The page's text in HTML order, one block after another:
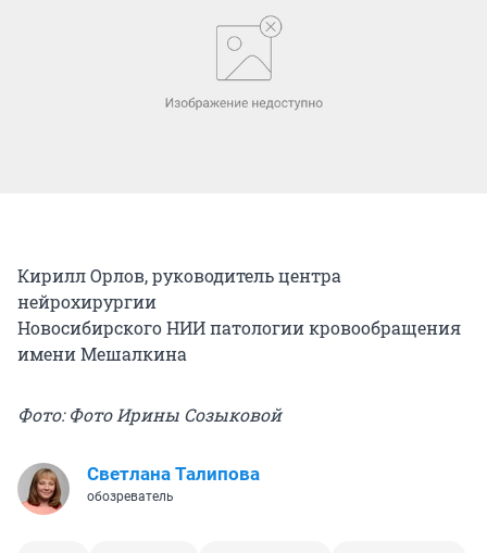
Кирилл Орлов,руководитель центра
нейрохирургии
НовосибирскогоНИИ патологии кровообращения
имени Мешалкина
Фото: Фото Ирины Созыковой
Светлана Талипова
обозреватель